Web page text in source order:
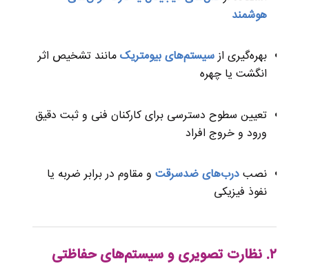
هوشمند
بهره‌گیری ازسیستم‌های بیومتریکمانند تشخیص اثر
انگشت یا چهره
تعیین سطوح دسترسی برای کارکنان فنی و ثبت دقیق
ورود و خروج افراد
نصبدرب‌های ضدسرقت و مقاوم در برابر ضربه یا
نفوذ فیزیکی
۲. نظارت تصویری و سیستم‌های حفاظتی